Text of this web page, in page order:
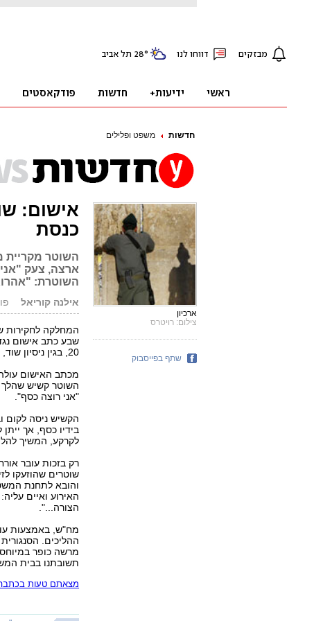
חדשות משפט ופלילים
אישום:
כנסת
ארצה, צעק
השוטרת:
אילנה קוריאל
המחלקה לחקירות
שבע כתב אישום
20, בגין ניסיון שוד, איומים ותקיפה של קשיש בן 75.
מכתב האישום
השוטר קשיש שהלך
"אני רוצה כסף".
הקשיש ניסה לקום
בידיו כסף, אך
לקרקע, המשיך
רק בזכות עובר
שוטרים שהוזעקו
והובא לתחנת
האירוע ואיים
הצורה...".
מח"ש, באמצעות
ההליכים.
מרשה כופר
תשובתנו בבית
מצאתם טעות
ארכיון
צילום: רויטרס
שתף בפייסבוק